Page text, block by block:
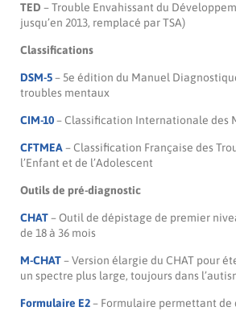
TED – Trouble Envahissant du
jusqu’en 2013, remplacé par TSA)
Classifications
DSM-5– 5e édition du Manuel
troubles mentaux
CIM-10– Classification Internationale des
CFTMEA– Classification Française des
l’Enfant et de l’Adolescent
Outils de pré-diagnostic
CHAT– Outil de dépistage de premier
de 18 à 36 mois
M-CHAT– Version élargie du CHAT pour
un spectre plus large, toujours dans
Formulaire E2– Formulaire permettant de